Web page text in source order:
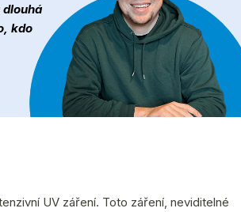
kdo
UV záření. Toto záření, neviditelné